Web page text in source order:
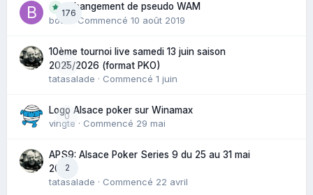
176
Changement de pseudo WAM
bouli
· Commencé 10 août 2019
0
10ème tournoi live samedi 13 juin saison
2025/2026 (format PKO)
tatasalade · Commencé 1 juin
0
Logo Alsace poker sur Winamax
vingte · Commencé 29 mai
2
APS9: Alsace Poker Series 9 du 25 au 31 mai
2025
tatasalade · Commencé 22 avril